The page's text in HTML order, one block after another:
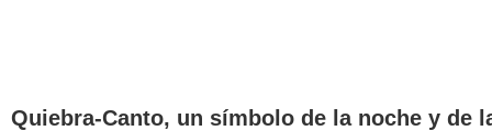
Quiebra-Canto, un símbolo de la noche y de